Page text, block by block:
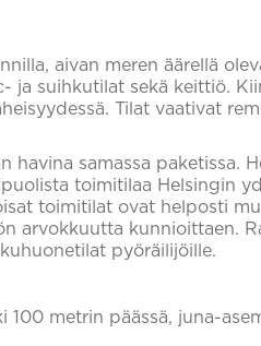
aivan meren äärellä
ja suihkutilat sekä keittiö.
Tilat vaativat
havina samassa paketissa.
toimitilaa Helsingin
toimitilat ovat helposti
arvokkuutta kunnioittaen.
pyöräilijöille.
metrin päässä, juna-